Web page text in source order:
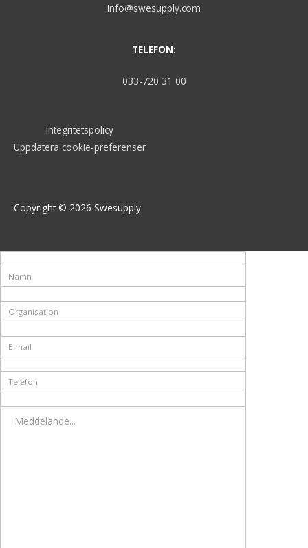
info@swesupply.com
TELEFON:
033-720 31 00
Integritetspolicy
Uppdatera cookie-preferenser
Copyright © 2026 Swesupply